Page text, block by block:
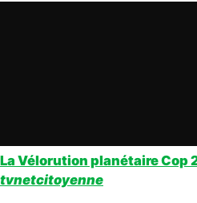
La Vélorution planétaire Cop
tvnetcitoyenne